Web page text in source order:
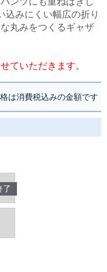
込みにくい幅広の折り
丸みをつくるギャザ
ていただきます。
は消費税込みの金額です
了